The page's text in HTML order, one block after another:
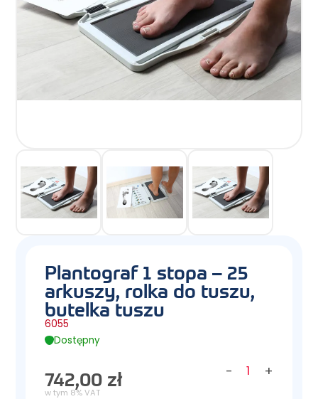
Plantograf 1 stopa – 25
arkuszy, rolka do tuszu,
butelka tuszu
6055
Dostępny
- +
742,00 zł
w tym 8% VAT